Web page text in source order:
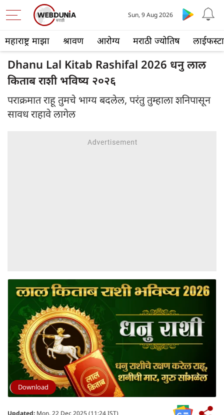
महाराष्ट्र माझा श्रावण आरोग्य मराठी ज्योतिष
Sun, 9 Aug 2026
Dhanu Lal Kitab Rashifal 2026 धनु लाल
किताब राशी भविष्य २०२६
पराक्रमात राहू तुमचे भाग्य बदलेल, परंतु तुम्हाला शनिपासून
सावध राहावे लागेल
Download
Updated: Mon, 22 Dec 2025 (11:24 IST)